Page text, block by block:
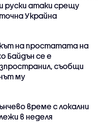
руски атаки срещу
Украйна
на простатата на
Байдън се е
съобщи
му
време с локални
в неделя